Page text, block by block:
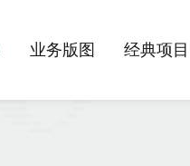
业务版图 经典项目